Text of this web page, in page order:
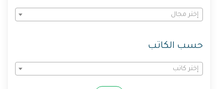
إختر مجال
حسب الكاتب
إختر كاتب